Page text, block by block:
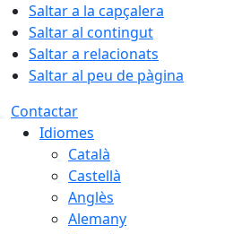
Saltar a la capçalera
Saltar al contingut
Saltar a relacionats
Saltar al peu de pàgina
Contactar
Idiomes
Català
Castellà
Anglès
Alemany